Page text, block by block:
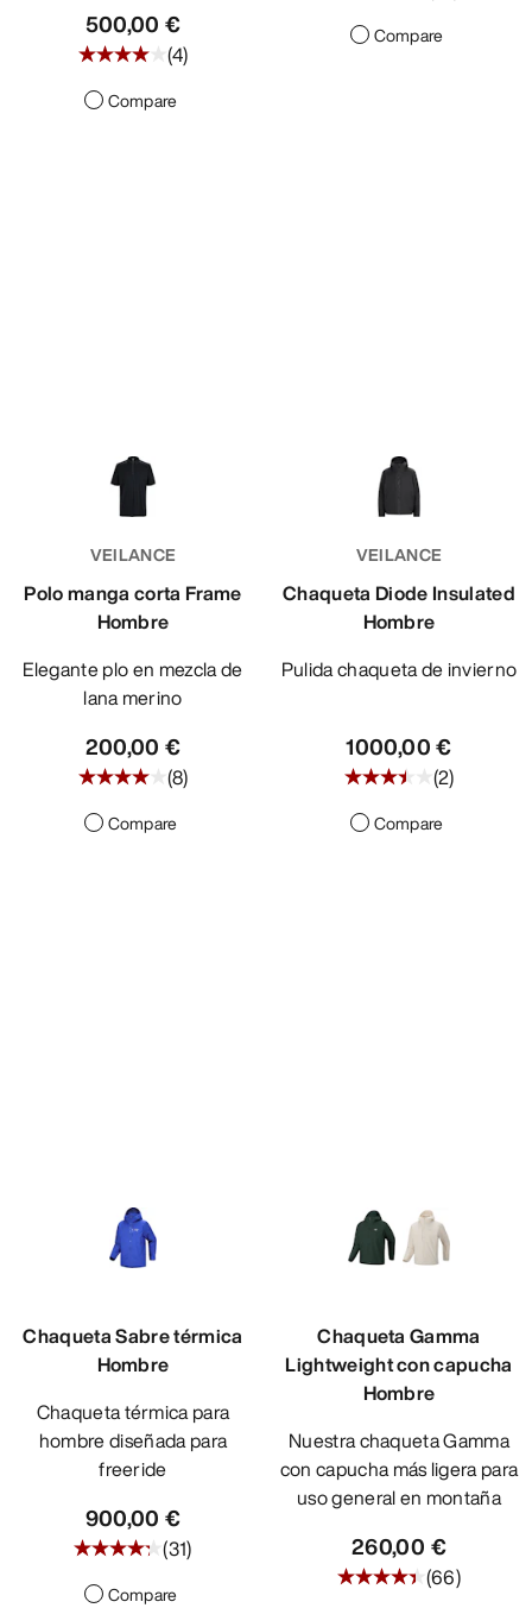
500,00 €
(4)
Compare
Compare
VEILANCE
Polo manga corta Frame
Hombre
Elegante plo en mezcla de
lana merino
200,00 €
(8)
Compare
VEILANCE
Chaqueta Diode Insulated
Hombre
Pulida chaqueta de invierno
1000,00 €
(2)
Compare
Chaqueta Sabre térmica
Hombre
Chaqueta térmica para
hombre diseñada para
freeride
900,00 €
(31)
Compare
Chaqueta Gamma
Lightweight con capucha
Hombre
Nuestra chaqueta Gamma
con capucha más ligera para
uso general en montaña
260,00 €
(66)